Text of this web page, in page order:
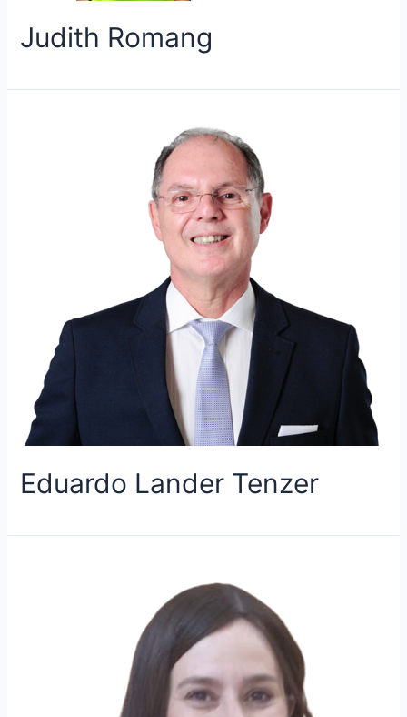
Judith Romang
Eduardo Lander Tenzer